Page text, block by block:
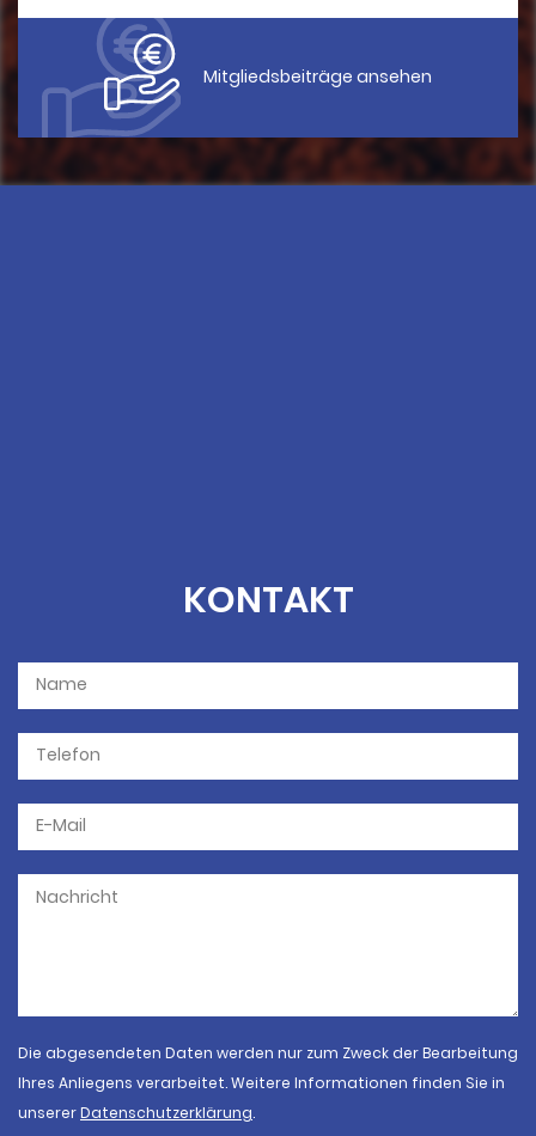
Mitgliedsbeiträge ansehen
KONTAKT
Die abgesendeten Daten werden nur zum Zweck der Bearbeitung
Ihres Anliegens verarbeitet. Weitere Informationen finden Sie in
unsererDatenschutzerklärung.